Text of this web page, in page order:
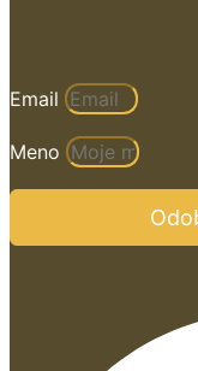
Email
Meno